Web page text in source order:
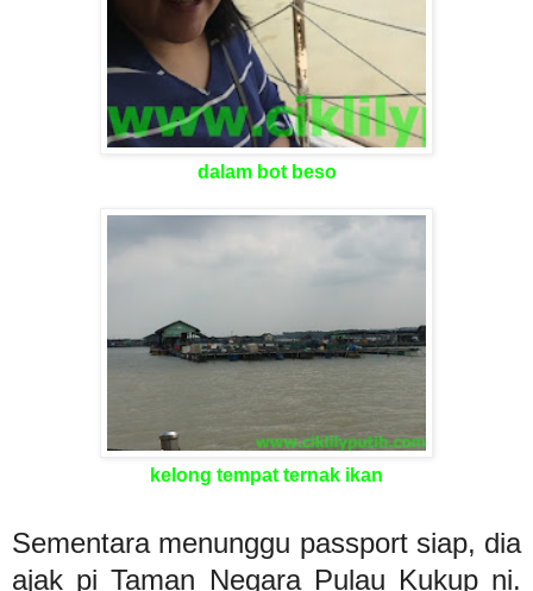
dalam bot beso
kelong tempat ternak ikan
Sementara menunggu passport siap, dia
ajak pi Taman Negara Pulau Kukup ni.